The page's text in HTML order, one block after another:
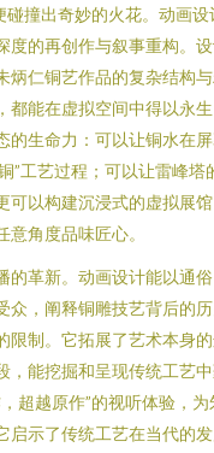
碰撞出奇妙的火花。动画设
度的再创作与叙事重构。
炳仁铜艺作品的复杂结构
都能在虚拟空间中得以永
的生命力：可以让铜水在
”工艺过程；可以让雷峰塔
可以构建沉浸式的虚拟展
角度品味匠心。
的革新。动画设计能以通
众，阐释铜雕技艺背后的
限制。它拓展了艺术本身
，能挖掘和呈现传统工艺
超越原作”的视听体验，为
启示了传统工艺在当代的